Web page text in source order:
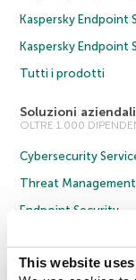
This website
Kaspersky Endpoint
Kaspersky Endpoint
Tutti i prodotti
Soluzioni aziendali
OLTRE 1.000
Cybersecurity
Threat
Endpoint Security
Cybersecurity